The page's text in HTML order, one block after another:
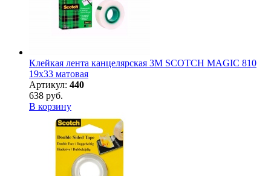
Клейкая лента канцелярская 3M SCOTCH MAGIC 810
19х33 матовая
Артикул: 440
638 руб.
В корзину